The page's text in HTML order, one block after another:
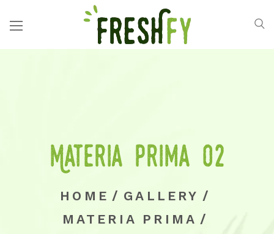
Materia prima 02
HOME / GALLERY /
MATERIA PRIMA /